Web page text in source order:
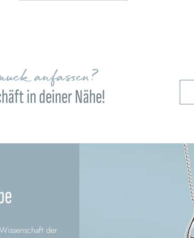
anfassen?
in deiner Nähe!
der